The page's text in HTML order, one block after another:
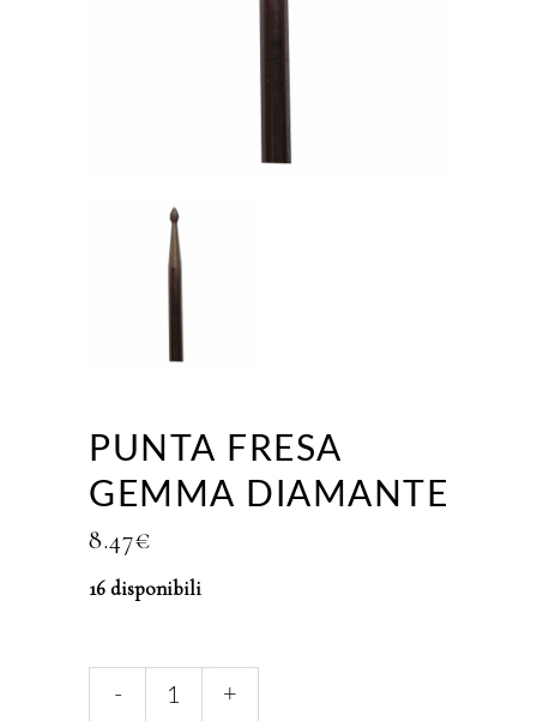
PUNTA FRESA
GEMMA DIAMANTE
8.47€
16 disponibili
- +